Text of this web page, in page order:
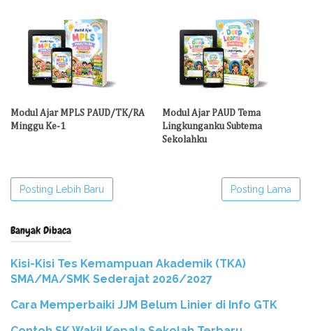
Modul Ajar MPLS PAUD/TK/RA
Minggu Ke-1
Modul Ajar PAUD Tema
Lingkunganku Subtema
Sekolahku
Posting Lebih Baru Posting Lama
Banyak Dibaca
Kisi-Kisi Tes Kemampuan Akademik (TKA)
SMA/MA/SMK Sederajat 2026/2027
Cara Memperbaiki JJM Belum Linier di Info GTK